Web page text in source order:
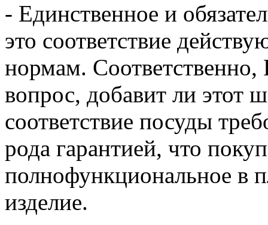
- Единственное и
это соответствие
нормам.
вопрос, добавит ли этот
соответствие посуды
рода гарантией, что
полнофункциональное в
изделие.